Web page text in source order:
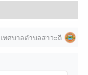
เทศบาลตำบลสาวะถี